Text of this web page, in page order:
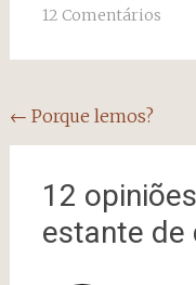
12 Comentários
Navegação
do
post
← Porque lemos?
12
estante de